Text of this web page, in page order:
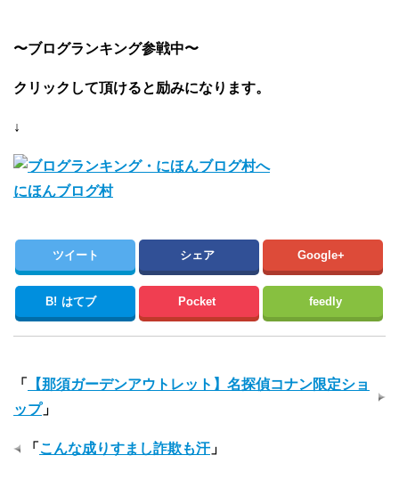
〜ブログランキング参戦中〜
クリックして頂けると励みになります。
↓
にほんブログ村
ツイート シェア Google+
B! はてブ Pocket feedly
「
【那須ガーデンアウトレット】名探偵コナン限定ショ
ップ」
「 こんな成りすまし詐欺も汗」